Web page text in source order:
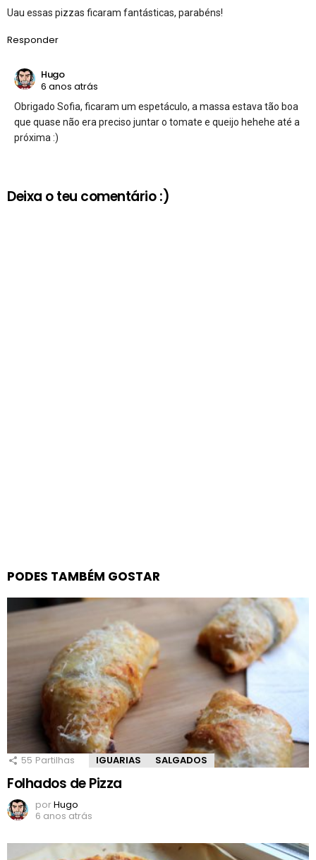
Uau essas pizzas ficaram fantásticas, parabéns!
Responder
Hugo
6 anos atrás
Obrigado Sofia, ficaram um espetáculo, a massa estava tão boa
que quase não era preciso juntar o tomate e queijo hehehe até a
próxima :)
Deixa o teu comentário :)
PODES TAMBÉM GOSTAR
55 Partilhas IGUARIAS SALGADOS
Folhados de Pizza
porHugo
6 anos atrás